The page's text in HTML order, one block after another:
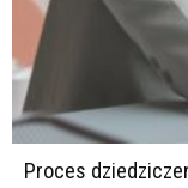
Proces